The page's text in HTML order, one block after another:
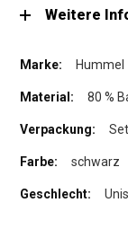
Weitere
Hummel
80 %
Set
schwarz